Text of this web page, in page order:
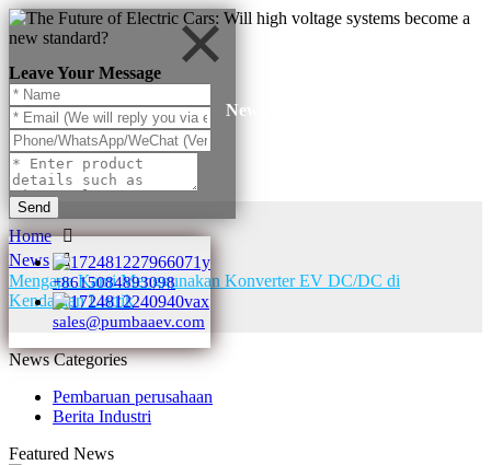
Leave Your Message
Send
+8615084893098
sales@pumbaaev.com
News
Home
News
Mengapa Kami Menggunakan Konverter EV DC/DC di
Kendaraan Listrik
News Categories
Pembaruan perusahaan
Berita Industri
Featured News